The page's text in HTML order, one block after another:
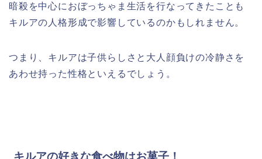
暗殺を中心におぼっちゃま生活を行なってきたことも
キルアの人格形成で影響しているのかもしれません。
つまり、キルアは子供らしさと大人顔負けの冷静さを
あわせ持った性格といえるでしょう。
キルアの好きな食べ物はお菓子！